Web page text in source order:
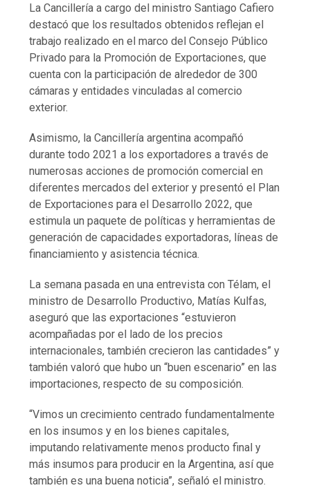
La Cancillería a cargo del ministro Santiago Cafiero
destacó que los resultados obtenidos reflejan el
trabajo realizado en el marco del Consejo Público
Privado para la Promoción de Exportaciones, que
cuenta con la participación de alrededor de 300
cámaras y entidades vinculadas al comercio
exterior.
Asimismo, la Cancillería argentina acompañó
durante todo 2021 a los exportadores a través de
numerosas acciones de promoción comercial en
diferentes mercados del exterior y presentó el Plan
de Exportaciones para el Desarrollo 2022, que
estimula un paquete de políticas y herramientas de
generación de capacidades exportadoras, líneas de
financiamiento y asistencia técnica.
La semana pasada en una entrevista con Télam, el
ministro de Desarrollo Productivo, Matías Kulfas,
aseguró que las exportaciones “estuvieron
acompañadas por el lado de los precios
internacionales, también crecieron las cantidades” y
también valoró que hubo un “buen escenario” en las
importaciones, respecto de su composición.
“Vimos un crecimiento centrado fundamentalmente
en los insumos y en los bienes capitales,
imputando relativamente menos producto final y
más insumos para producir en la Argentina, así que
también es una buena noticia”, señaló el ministro.